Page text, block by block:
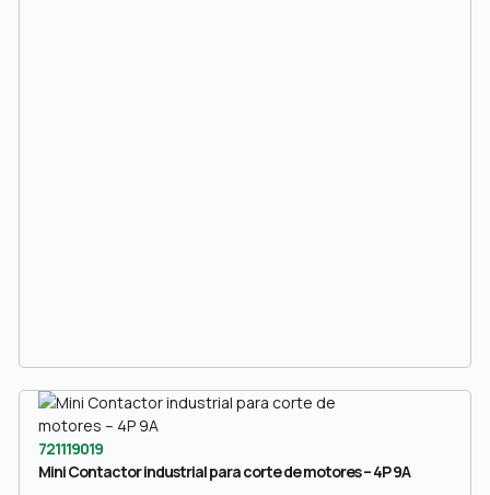
721119019
Mini Contactor industrial para corte de motores – 4P 9A